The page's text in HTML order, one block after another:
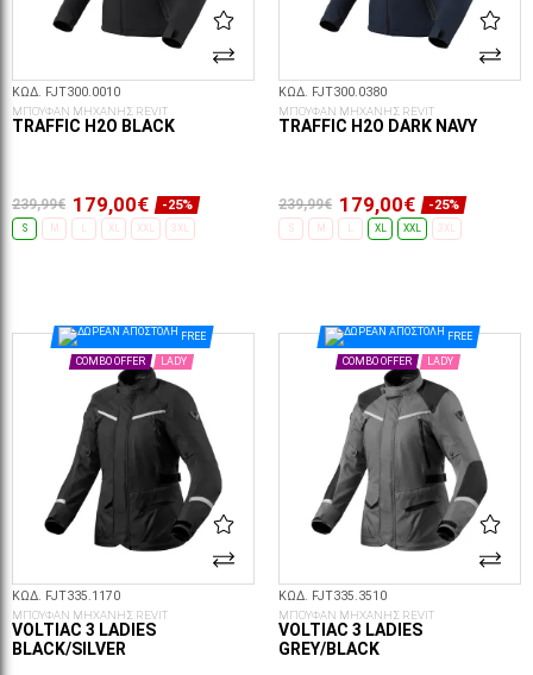
ΚΩΔ. FJT300.0010
ΜΠΟΥΦΑΝ ΜΗΧΑΝΗΣ REVIT
TRAFFIC H2O BLACK
239,99€ 179,00€ -25%
S M L XL XXL 3XL
ΚΩΔ. FJT300.0380
ΜΠΟΥΦΑΝ ΜΗΧΑΝΗΣ REVIT
TRAFFIC H2O DARK NAVY
239,99€ 179,00€ -25%
S M L XL XXL 3XL
FREE
COMBO OFFER LADY
ΚΩΔ. FJT335.1170
ΜΠΟΥΦΑΝ ΜΗΧΑΝΗΣ REVIT
VOLTIAC 3 LADIES
BLACK/SILVER
FREE
COMBO OFFER LADY
ΚΩΔ. FJT335.3510
ΜΠΟΥΦΑΝ ΜΗΧΑΝΗΣ REVIT
VOLTIAC 3 LADIES
GREY/BLACK